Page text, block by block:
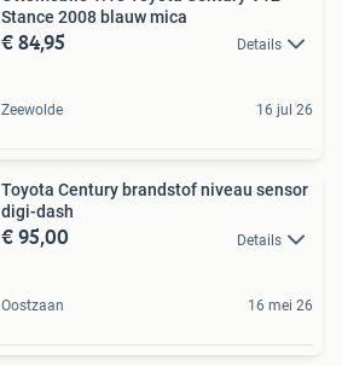
Stance 2008 blauw mica
€ 84,95 Details
Zeewolde 16 jul 26
Toyota Century brandstof niveau sensor
digi-dash
€ 95,00 Details
Oostzaan 16 mei 26